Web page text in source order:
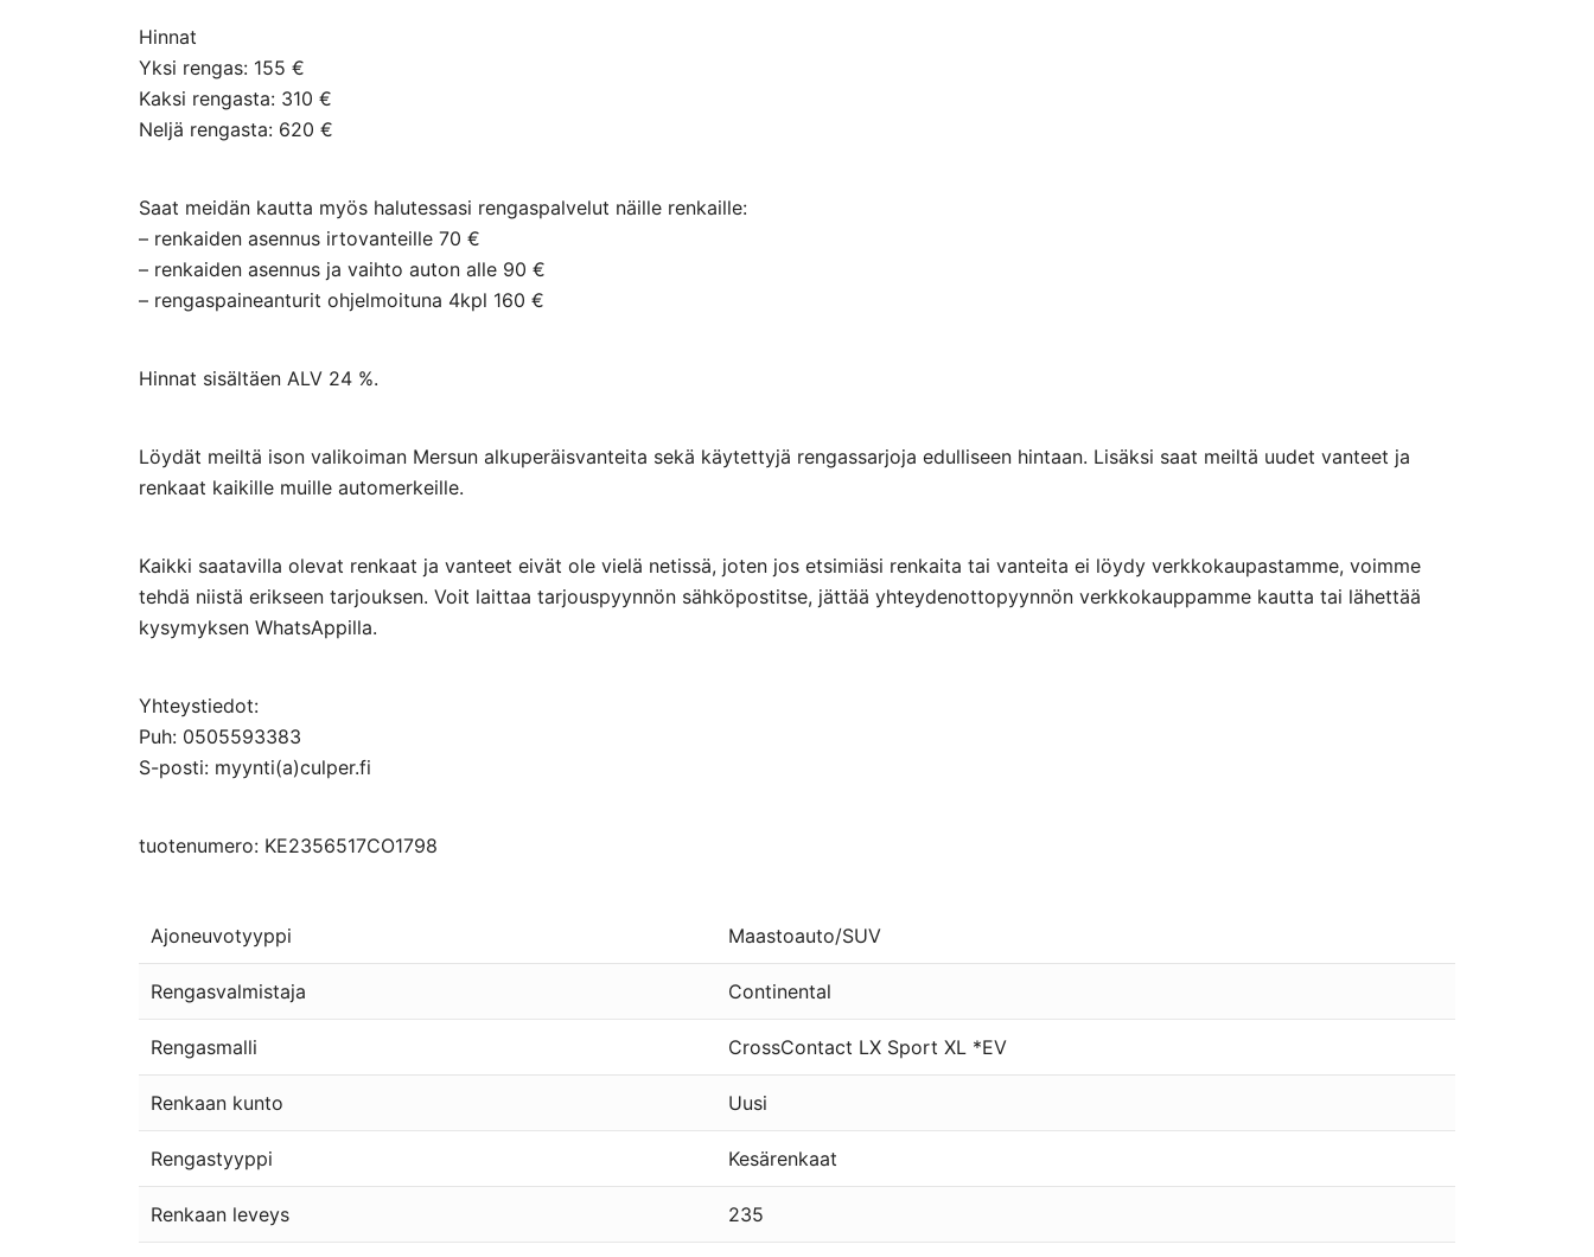
Hinnat
Yksi rengas: 155 €
Kaksi rengasta: 310 €
Neljä rengasta: 620 €
Saat meidän kautta myös halutessasi rengaspalvelut näille renkaille:
– renkaiden asennus irtovanteille 70 €
– renkaiden asennus ja vaihto auton alle 90 €
– rengaspaineanturit ohjelmoituna 4kpl 160 €
Hinnat sisältäen ALV 24 %.
Löydät meiltä ison valikoiman Mersun alkuperäisvanteita sekä käytettyjä rengassarjoja edulliseen hintaan. Lisäksi saat meiltä uudet vanteet ja
renkaat kaikille muille automerkeille.
Kaikki saatavilla olevat renkaat ja vanteet eivät ole vielä netissä, joten jos etsimiäsi renkaita tai vanteita ei löydy verkkokaupastamme, voimme
tehdä niistä erikseen tarjouksen. Voit laittaa tarjouspyynnön sähköpostitse, jättää yhteydenottopyynnön verkkokauppamme kautta tai lähettää
kysymyksen WhatsAppilla.
Yhteystiedot:
Puh: 0505593383
S-posti: myynti(a)culper.fi
tuotenumero: KE2356517CO1798
Ajoneuvotyyppi Maastoauto/SUV
Rengasvalmistaja Continental
Rengasmalli CrossContact LX Sport XL *EV
Renkaan kunto Uusi
Rengastyyppi Kesärenkaat
Renkaan leveys 235